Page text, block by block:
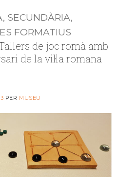
SECUNDÀRIA,
FORMATIUS
de joc romà amb
de la vil·la romana
PER MUSEU